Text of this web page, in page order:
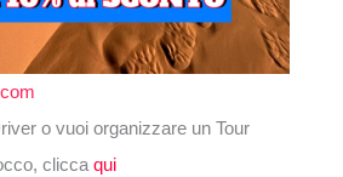
o vuoi organizzare un Tour
clicca qui